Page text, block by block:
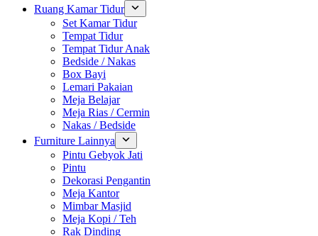
Ruang Kamar Tidur
Set Kamar Tidur
Tempat Tidur
Tempat Tidur Anak
Bedside / Nakas
Box Bayi
Lemari Pakaian
Meja Belajar
Meja Rias / Cermin
Nakas / Bedside
Furniture Lainnya
Pintu Gebyok Jati
Pintu
Dekorasi Pengantin
Meja Kantor
Mimbar Masjid
Meja Kopi / Teh
Rak Dinding